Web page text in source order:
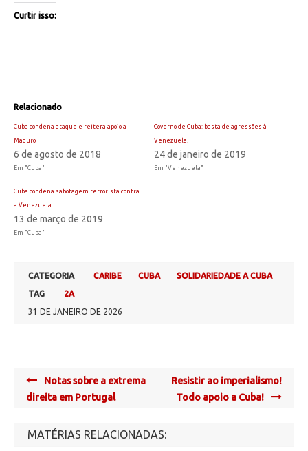
Curtir isso:
Relacionado
Cuba condena ataque e reitera apoio a
Maduro
6 de agosto de 2018
Em "Cuba"
Governo de Cuba: basta de agressões à
Venezuela!
24 de janeiro de 2019
Em "Venezuela"
Cuba condena sabotagem terrorista contra
a Venezuela
13 de março de 2019
Em "Cuba"
CATEGORIA CARIBE CUBA
SOLIDARIEDADE A CUBA
TAG
2A
31 DE JANEIRO DE 2026
Post
navigation
Notas sobre a extrema
direita em Portugal
Resistir ao imperialismo!
Todo apoio a Cuba!
MATÉRIAS RELACIONADAS: